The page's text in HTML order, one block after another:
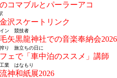
コマブルとパーラーアコ
沢スケートリンク
ン 競技者
矢黒龍神社での音楽奉納会2026
り 旅立ちの日に
ェで「車中泊のススメ」講師
業 はなもり
神和紙展2026